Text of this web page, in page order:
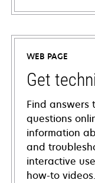
WEB PAGE
Get
Find answers
questions
information
and
interactive
how-to videos.